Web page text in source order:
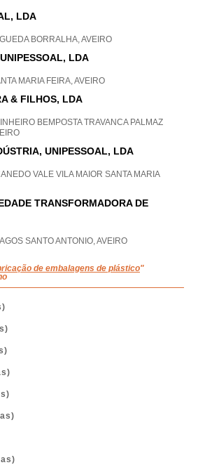
LDA
BORRALHA, AVEIRO
LDA
MARIA FEIRA, AVEIRO
& FILHOS, LDA
BEMPOSTA TRAVANCA PALMAZ
UNIPESSOAL, LDA
VALE VILA MAIOR SANTA MARIA
TRANSFORMADORA DE
SANTO ANTONIO, AVEIRO
de embalagens de plástico"